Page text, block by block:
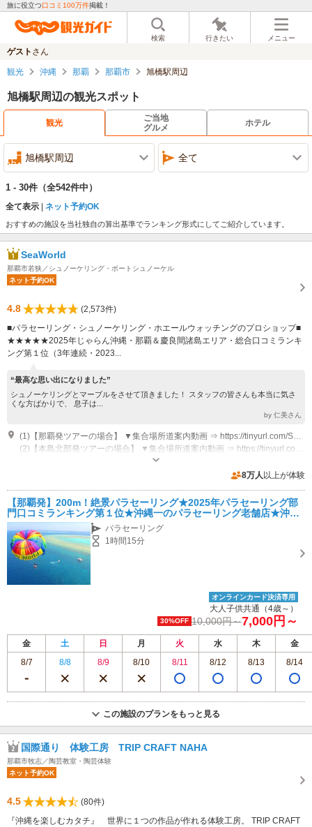
旅に役立つ口コミ100万件掲載！
検索 行きたい メニュー
ゲスト さん
観光 沖縄 那覇 那覇市 旭橋駅周辺
旭橋駅周辺の観光スポット
観光
ご当地
グルメ
ホテル
旭橋駅周辺 全て
1 - 30件 （全542件中）
全て表示 ネット予約OK
おすすめの施設を当社独自の算出基準でランキング形式にしてご紹介しています。
SeaWorld
那覇市若狭／シュノーケリング・ボートシュノーケル
ネット予約OK
4.8
(2,573件)
■パラセーリング・シュノーケリング・ホエールウォッチングのプロショップ■
★★★★★2025年じゃらん沖縄・那覇＆慶良間諸島エリア・総合口コミランキ
ング第１位（3年連続・2023...
“最高な思い出になりました”
シュノーケリングとマーブルをさせて頂きました！ スタッフの皆さんも本当に気さ
くな方ばかりで、 息子は...
by 仁美さん
営業時間：8:00～17:00 休業日：年中無休
専用駐車場あり（有料）300台 プラン毎に異なるため各プラン詳細要確認
8万人 以上が体験
【那覇発】200m！絶景パラセーリング★2025年パラセーリング部
門口コミランキング第１位★沖縄一のパラセーリング老舗店★沖縄
最長のロープ200m★4KカメラGoPro撮影★
パラセーリング
1時間15分
オンラインカード決済専用
大人子供共通（4歳～）
30%OFF 10,000円～7,000円～
金 土 日 月 火 水 木
金
8/7
8/8 8/9 8/10 8/11 8/12 8/13 8/14
この施設のプランをもっと見る
国際通り 体験工房 TRIP CRAFT NAHA
那覇市牧志／陶芸教室・陶芸体験
ネット予約OK
4.5
(80件)
『沖縄を楽しむカタチ』 世界に１つの作品が作れる体験工房。 TRIP CRAFT